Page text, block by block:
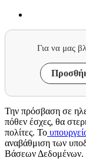
Για να μας
Την πρόσβαση σε
πόθεν έσχες, θα
πολίτες. Το
αναβάθμιση των
Βάσεων Δεδομένων.